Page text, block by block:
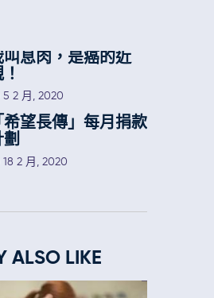
叫息肉，是癌的近
5 2 月, 2020
希望長傳」每月捐款
劃
18 2 月, 2020
ALSO LIKE